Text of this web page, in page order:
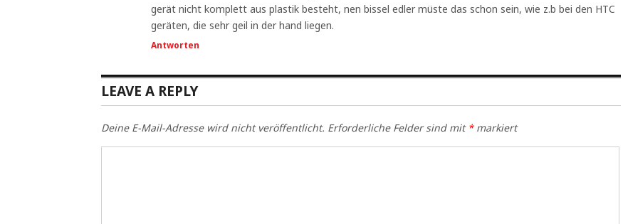
gerät nicht komplett aus plastik besteht, nen bissel edler müste das schon sein, wie z.b bei den HTC
geräten, die sehr geil in der hand liegen.
Antworten
LEAVE A REPLY
Deine E-Mail-Adresse wird nicht veröffentlicht. Erforderliche Felder sind mit *markiert